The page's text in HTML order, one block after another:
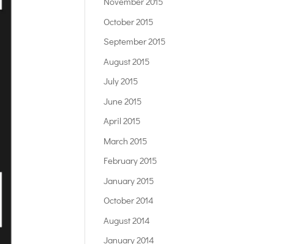
October 2015
September 2015
August 2015
July 2015
June 2015
April 2015
March 2015
February 2015
January 2015
October 2014
August 2014
January 2014